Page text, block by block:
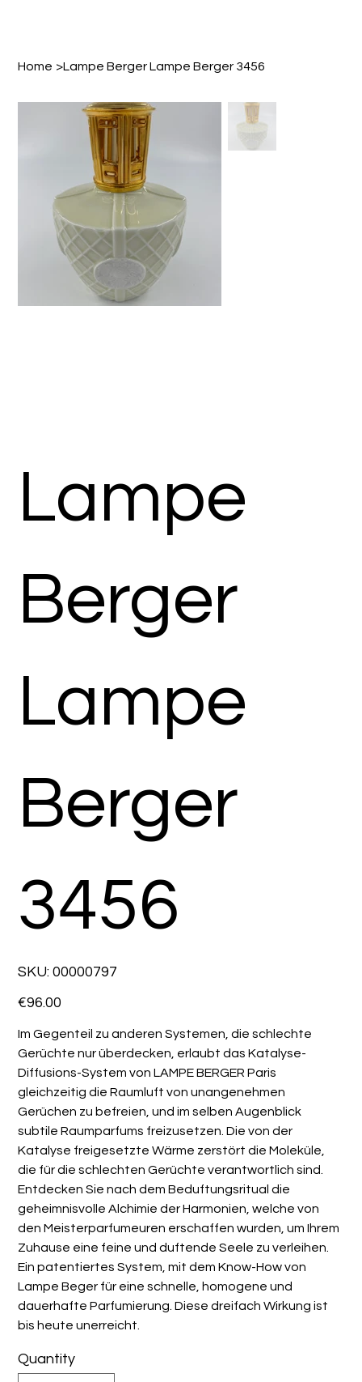
Home >Lampe Berger Lampe Berger 3456
Lampe
Berger
Lampe
Berger
3456
SKU: SKU
00000797
00000797
Price
€96.00
Im Gegenteil zu anderen Systemen, die schlechte
Gerüchte nur überdecken, erlaubt das Katalyse-
Diffusions-System von LAMPE BERGER Paris
gleichzeitig die Raumluft von unangenehmen
Gerüchen zu befreien, und im selben Augenblick
subtile Raumparfums freizusetzen. Die von der
Katalyse freigesetzte Wärme zerstört die Moleküle,
die für die schlechten Gerüchte verantwortlich sind.
Entdecken Sie nach dem Beduftungsritual die
geheimnisvolle Alchimie der Harmonien, welche von
den Meisterparfumeuren erschaffen wurden, um Ihrem
Zuhause eine feine und duftende Seele zu verleihen.
Ein patentiertes System, mit dem Know-How von
Lampe Beger für eine schnelle, homogene und
dauerhafte Parfumierung. Diese dreifach Wirkung ist
bis heute unerreicht.
Quantity